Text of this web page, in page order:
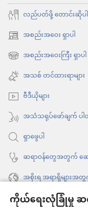
ကိုယ်ရေးလုံခြုံမှု ဆ
လည်ပတ်ဖို့ တောင်းဆိုပါ
အစည်းအဝေး ရှာပါ
(window
အသစ်
င့်
နေ
ပါ
တယ်)
အစည်းအဝေးကြီး ရှာပါ
(window
အသစ်
င့်
နေ
ပါ
တယ်)
အသစ် တင်ထားရာများ
ဗီဒီယိုများ
အသံသရုပ်ဖော်ချက် ပါ
ရှာဖွေပါ
ဆရာဝန်တွေအတွက် ဆ
အစိုးရ အရာရှိမျာ
အကူအညီ